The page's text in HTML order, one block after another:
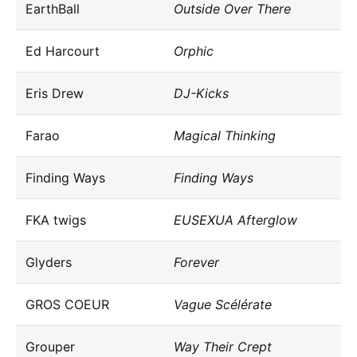
EarthBall Outside Over There
Ed Harcourt Orphic
Eris Drew DJ-Kicks
Farao Magical Thinking
Finding Ways Finding Ways
FKA twigs EUSEXUA Afterglow
Glyders Forever
GROS COEUR Vague Scélérate
Grouper Way Their Crept